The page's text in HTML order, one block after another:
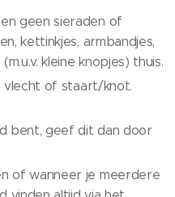
geen sieraden of
kettinkjes, armbandjes,
kleine knopjes) thuis.
vlecht of staart/knot.
bent, geef dit dan door
of wanneer je meerdere